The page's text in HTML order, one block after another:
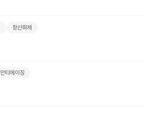
항산화제
안티에이징